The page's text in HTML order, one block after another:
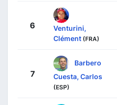
6
Venturini,
Clément (FRA)
7
Barbero
Cuesta, Carlos
(ESP)